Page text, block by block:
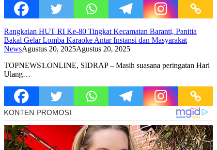
Rangkaian HUT RI Ke-80 Tingkat Kecamatan Baranti, Panitia
Bakal Gelar Lomba Karaoke Antar Instansi dan Masyarakat
NewsAgustus 20, 2025Agustus 20, 2025
TOPNEWS1.ONLINE, SIDRAP – Masih suasana peringatan Hari
Ulang…